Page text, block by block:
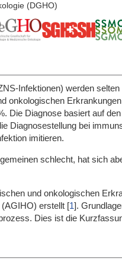
(DGHO)
Infektionen) werden
onkologischen
Die Diagnose basiert auf
Diagnosestellung bei
imitieren.
schlecht, hat sich
und onkologischen
erstellt [1].
Dies ist die